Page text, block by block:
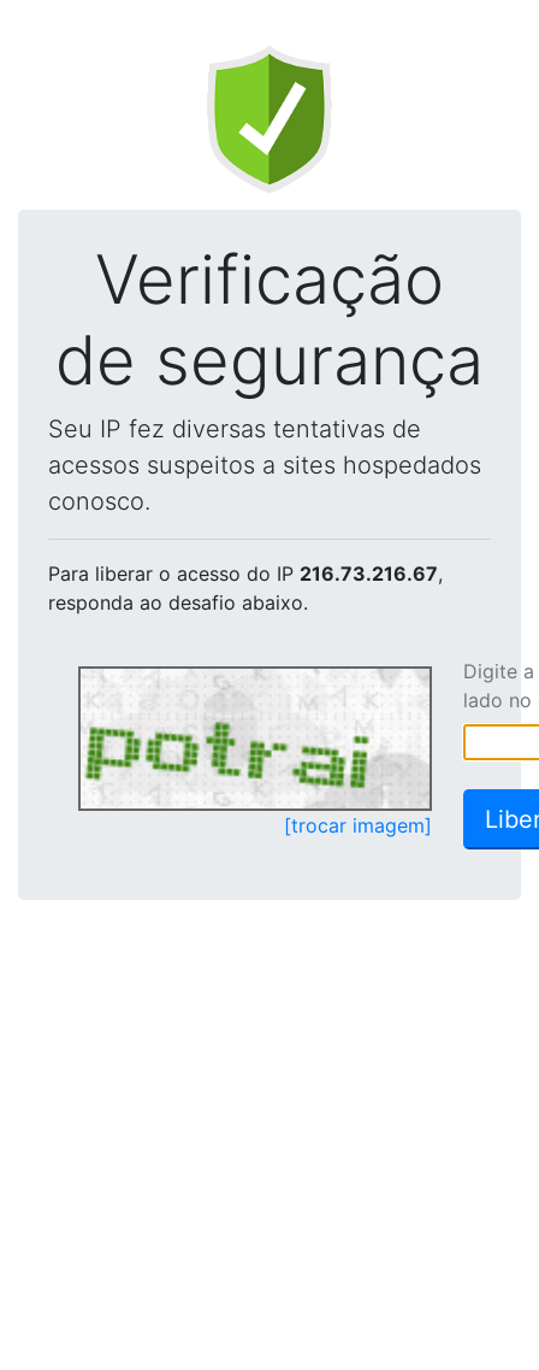
Verificação
de segurança
Seu IP fez diversas tentativas de
acessos suspeitos a sites hospedados
conosco.
Para liberar o acesso do IP 216.73.216.67,
responda ao desafio abaixo.
[trocar imagem]
Digite
lado no